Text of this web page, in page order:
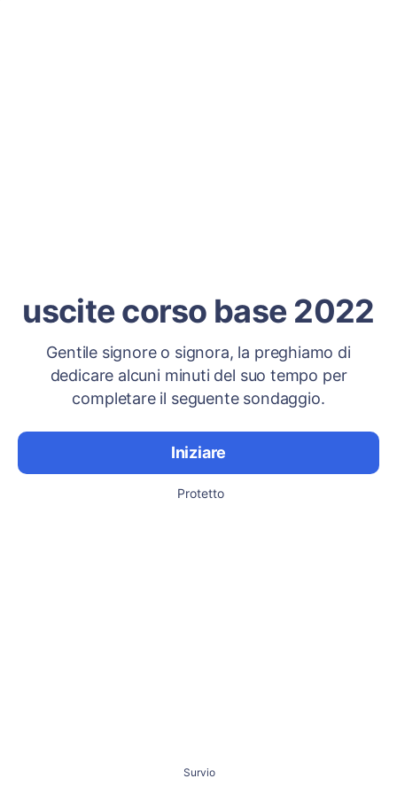
uscite corso base 2022
Gentile signore o signora, la preghiamo di
dedicare alcuni minuti del suo tempo per
completare il seguente sondaggio.
Iniziare
Protetto
Survio